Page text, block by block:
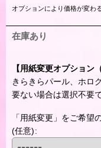
オプションにより価格が変わ
在庫あり
【用紙変更オプション
きらきらパール、ホロ
要ない場合は選択不要
「用紙変更」をご希望
(任意):